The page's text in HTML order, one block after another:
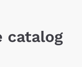
catalog